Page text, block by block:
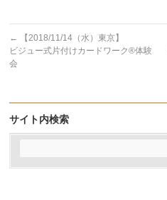
←
【2018/11/14（水）東京】
ビジュー式片付けカードワーク®体験
会
サイト内検索